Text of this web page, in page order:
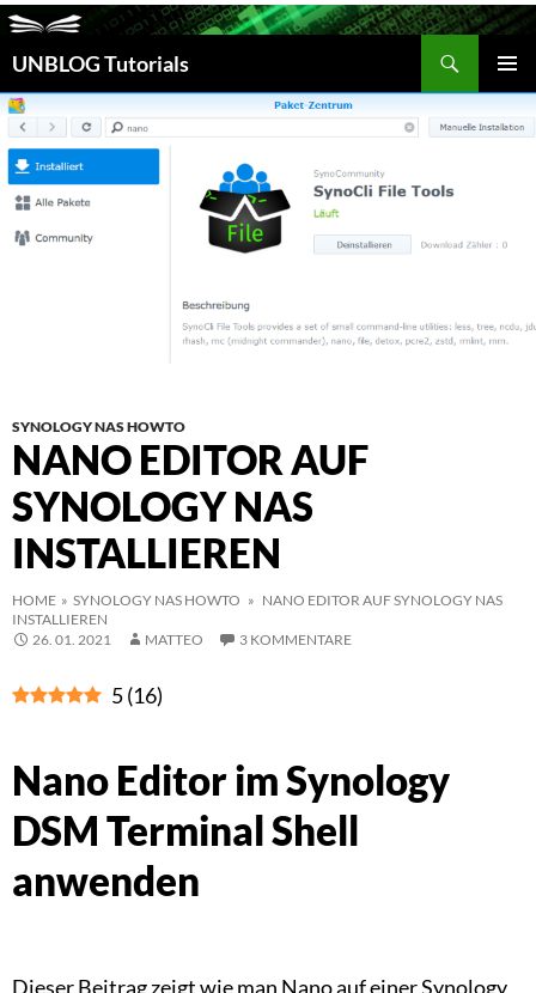
UNBLOG Tutorials
Suchen
INHALT
SPRINGEN
SYNOLOGY NAS HOWTO
NANO EDITOR AUF
SYNOLOGY NAS
INSTALLIEREN
HOME » SYNOLOGY NAS HOWTO » NANO EDITOR AUF SYNOLOGY NAS
INSTALLIEREN
26. 01. 2021
MATTEO 3 KOMMENTARE
5(16)
Nano Editor im Synology
DSM Terminal Shell
anwenden
Dieser Beitrag zeigt wie man Nano auf einer Synology